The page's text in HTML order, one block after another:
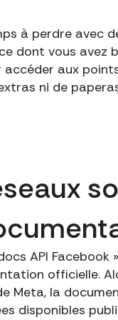
à perdre avec
dont vous avez
aux
ni de
API Facebook
officielle.
Meta, la
disponibles